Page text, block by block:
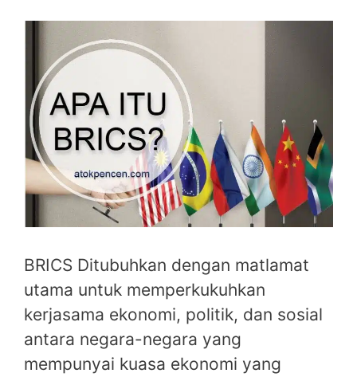
BRICS Ditubuhkan dengan matlamat
utama untuk memperkukuhkan
kerjasama ekonomi, politik, dan sosial
antara negara-negara yang
mempunyai kuasa ekonomi yang